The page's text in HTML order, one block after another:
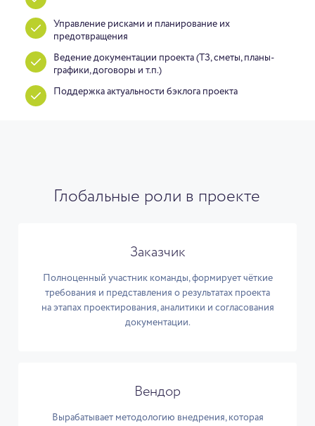
Управление рисками и планирование их
предотвращения
Ведение документации проекта (ТЗ, сметы, планы-
графики, договоры и т.п.)
Поддержка актуальности бэклога проекта
Глобальные роли в проекте
Заказчик
Полноценный участник команды, формирует чёткие
требования и представления о результатах проекта
на этапах проектирования, аналитики и согласования
документации.
Вендор
Вырабатывает методологию внедрения, которая